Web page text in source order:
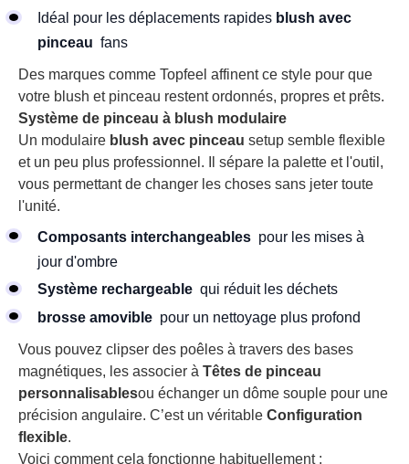
Idéal pour les déplacements rapides blush avec
pinceau fans
Des marques comme Topfeel affinent ce style pour que
votre blush et pinceau restent ordonnés, propres et prêts.
Système de pinceau à blush modulaire
Un modulaire blush avec pinceau setup semble flexible
et un peu plus professionnel. Il sépare la palette et l'outil,
vous permettant de changer les choses sans jeter toute
l'unité.
Composants interchangeables pour les mises à
jour d'ombre
Système rechargeable qui réduit les déchets
brosse amovible pour un nettoyage plus profond
Vous pouvez clipser des poêles à travers des bases
magnétiques, les associer à Têtes de pinceau
personnalisablesou échanger un dôme souple pour une
précision angulaire. C’est un véritable Configuration
flexible.
Voici comment cela fonctionne habituellement :